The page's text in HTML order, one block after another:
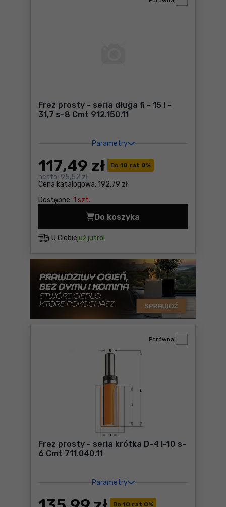
Frez prosty - seria długa fi - 15 I -
31,7 s-8 Cmt 912.150.11
Parametry
Do 10 rat 0%
Cena katalogowa: 192,79 zł
117,49 zł
netto: 95,52 zł
Dostępne: 1 szt.
U Ciebiejuż jutro!
Do koszyka
Frez prosty - seria krótka D-4 I-10 s-
6 Cmt 711.040.11
Parametry
Do 10 rat 0%
Porównaj